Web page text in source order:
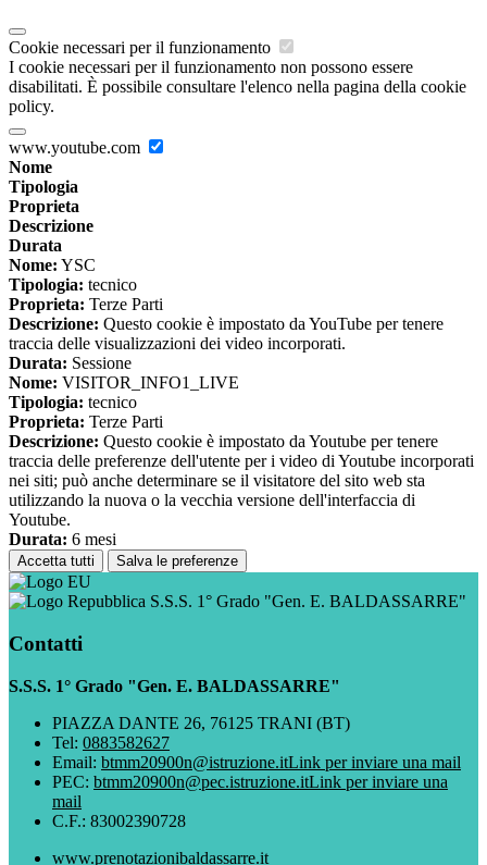
Cookie necessari per il funzionamento
I cookie necessari per il funzionamento non possono essere
disabilitati. È possibile consultare l'elenco nella pagina della cookie
policy.
www.youtube.com
Nome
Tipologia
Proprieta
Descrizione
Durata
Nome: YSC
Tipologia: tecnico
Proprieta: Terze Parti
Descrizione: Questo cookie è impostato da YouTube per tenere
traccia delle visualizzazioni dei video incorporati.
Durata: Sessione
Nome: VISITOR_INFO1_LIVE
Tipologia: tecnico
Proprieta: Terze Parti
Descrizione: Questo cookie è impostato da Youtube per tenere
traccia delle preferenze dell'utente per i video di Youtube incorporati
nei siti; può anche determinare se il visitatore del sito web sta
utilizzando la nuova o la vecchia versione dell'interfaccia di
Youtube.
Durata: 6 mesi
Accetta tutti Salva le preferenze
S.S.S. 1° Grado "Gen. E. BALDASSARRE"
Contatti
S.S.S. 1° Grado "Gen. E. BALDASSARRE"
PIAZZA DANTE 26, 76125 TRANI (BT)
Tel: 0883582627
Email: btmm20900n@istruzione.itLink per inviare una mail
PEC: btmm20900n@pec.istruzione.itLink per inviare una
mail
C.F.: 83002390728
www.prenotazionibaldassarre.it